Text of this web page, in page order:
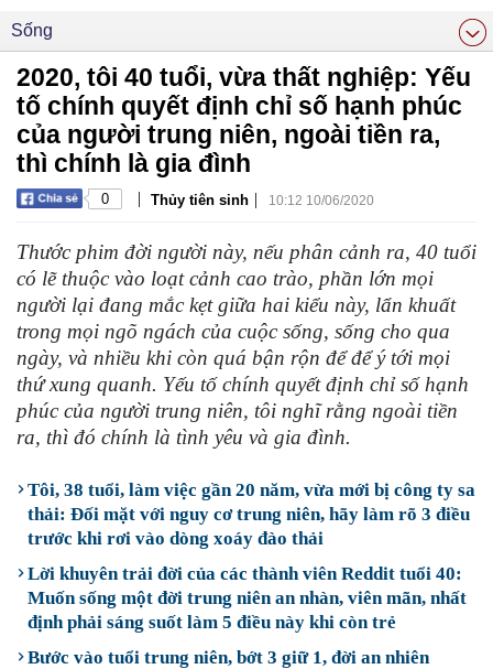
Sống
2020, tôi 40 tuổi, vừa thất nghiệp: Yếu
tố chính quyết định chỉ số hạnh phúc
của người trung niên, ngoài tiền ra,
thì chính là gia đình
0 | Thủy tiên sinh | 10:12 10/06/2020
Thước phim đời người này, nếu phân cảnh ra, 40 tuổi
có lẽ thuộc vào loạt cảnh cao trào, phần lớn mọi
người lại đang mắc kẹt giữa hai kiểu này, lẩn khuất
trong mọi ngõ ngách của cuộc sống, sống cho qua
ngày, và nhiều khi còn quá bận rộn để để ý tới mọi
thứ xung quanh. Yếu tố chính quyết định chỉ số hạnh
phúc của người trung niên, tôi nghĩ rằng ngoài tiền
ra, thì đó chính là tình yêu và gia đình.
Tôi, 38 tuổi, làm việc gần 20 năm, vừa mới bị công ty sa
thải: Đối mặt với nguy cơ trung niên, hãy làm rõ 3 điều
trước khi rơi vào dòng xoáy đào thải
Lời khuyên trải đời của các thành viên Reddit tuổi 40:
Muốn sống một đời trung niên an nhàn, viên mãn, nhất
định phải sáng suốt làm 5 điều này khi còn trẻ
Bước vào tuổi trung niên, bớt 3 giữ 1, đời an nhiên